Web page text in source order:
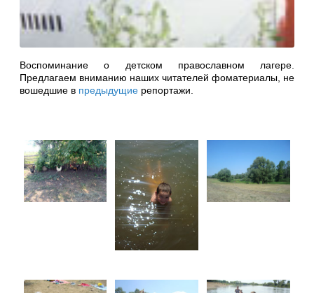
Воспоминание о детском православном лагере.
Предлагаем вниманию наших читателей фоматериалы, не
вошедшие в предыдущие репортажи.